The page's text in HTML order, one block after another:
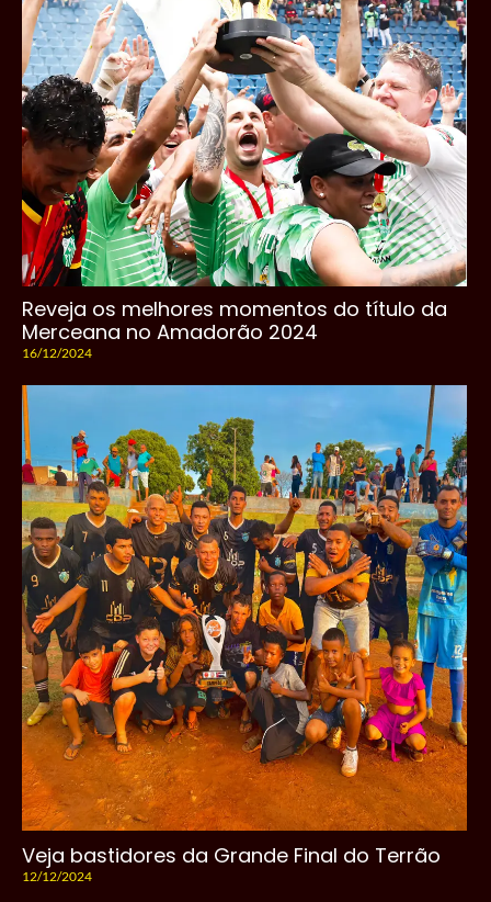
Reveja os melhores momentos do título da
Merceana no Amadorão 2024
16/12/2024
Veja bastidores da Grande Final do Terrão
12/12/2024